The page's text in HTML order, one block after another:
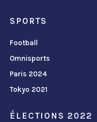
SPORTS
Football
Omnisports
Paris 2024
Tokyo 2021
ÉLECTIONS 2022